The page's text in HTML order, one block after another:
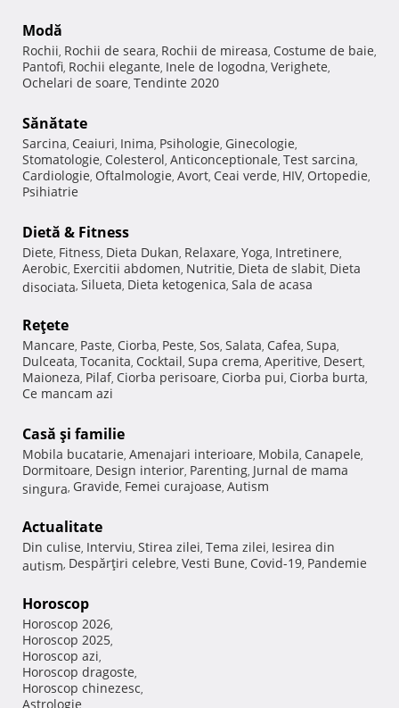
Modă
Rochii, Rochii de seara, Rochii de mireasa, Costume de baie,
Pantofi, Rochii elegante, Inele de logodna, Verighete,
Ochelari de soare, Tendinte 2020
Sănătate
Sarcina, Ceaiuri, Inima, Psihologie, Ginecologie,
Stomatologie, Colesterol, Anticonceptionale, Test sarcina,
Cardiologie, Oftalmologie, Avort, Ceai verde, HIV, Ortopedie,
Psihiatrie
Dietă & Fitness
Diete, Fitness, Dieta Dukan, Relaxare, Yoga, Intretinere,
Aerobic, Exercitii abdomen, Nutritie, Dieta de slabit, Dieta
disociata, Silueta, Dieta ketogenica, Sala de acasa
Reţete
Mancare, Paste, Ciorba, Peste, Sos, Salata, Cafea, Supa,
Dulceata, Tocanita, Cocktail, Supa crema, Aperitive, Desert,
Maioneza, Pilaf, Ciorba perisoare, Ciorba pui, Ciorba burta,
Ce mancam azi
Casă şi familie
Mobila bucatarie, Amenajari interioare, Mobila, Canapele,
Dormitoare, Design interior, Parenting, Jurnal de mama
singura, Gravide, Femei curajoase, Autism
Actualitate
Din culise, Interviu, Stirea zilei, Tema zilei, Iesirea din
autism, Despărţiri celebre, Vesti Bune, Covid-19, Pandemie
Horoscop
Horoscop 2026,
Horoscop 2025,
Horoscop azi,
Horoscop dragoste,
Horoscop chinezesc,
Astrologie